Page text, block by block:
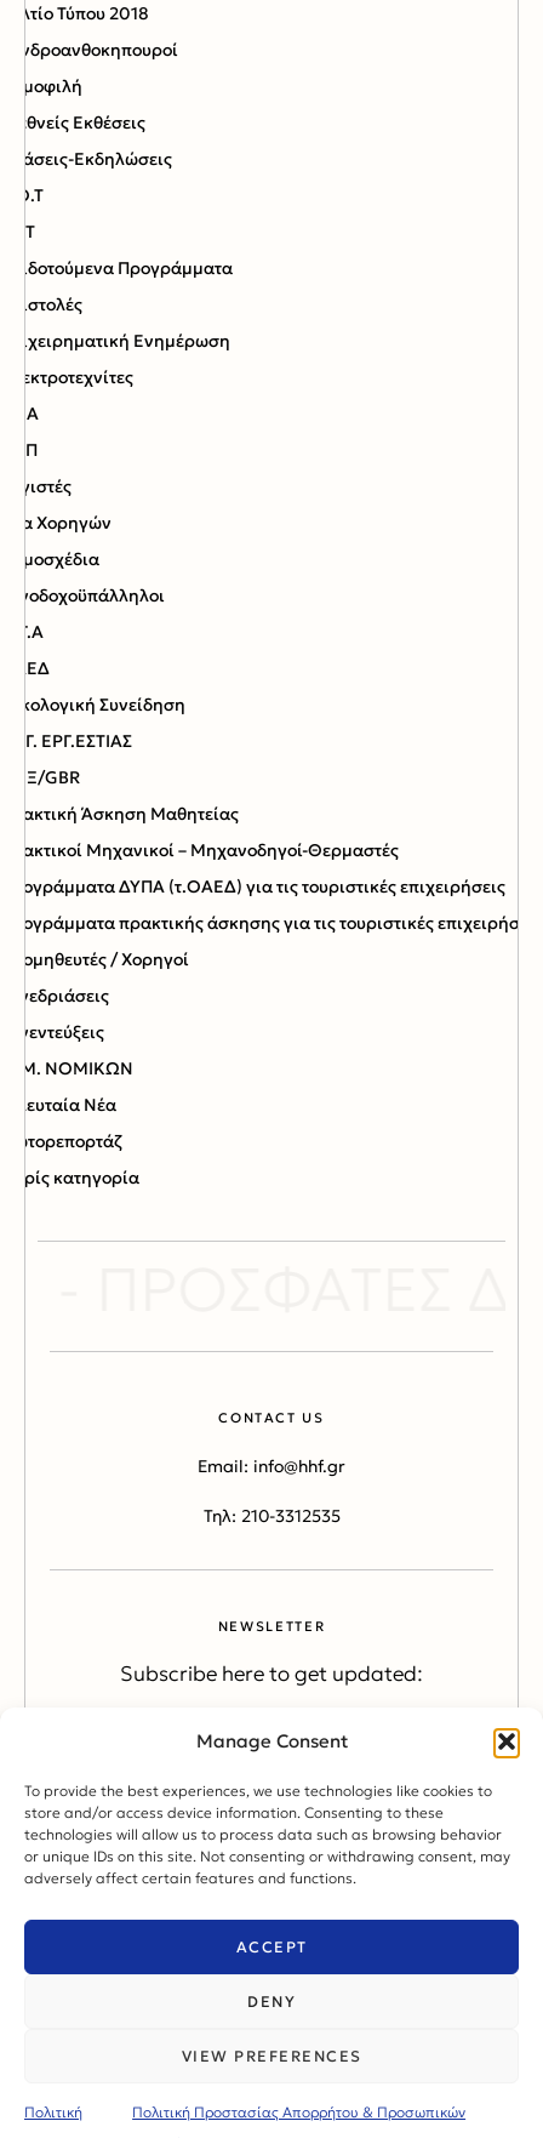
Manage Consent
To provide the best experiences, we use technologies like cookies to
store and/or access device information. Consenting to these
technologies will allow us to process data such as browsing behavior
or unique IDs on this site. Not consenting or withdrawing consent, may
adversely affect certain features and functions.
ACCEPT
DENY
VIEW PREFERENCES
Πολιτική
Πολιτική Προστασίας Απορρήτου & Προσωπικών
Δελτίο Τύπου 2018
Δενδροανθοκηπουροί
Δημοφιλή
Διεθνείς Εκθέσεις
Δράσεις-Εκδηλώσεις
Ε.Ο.Τ
ΕΟΤ
Επιδοτούμενα Προγράμματα
Επιστολές
Επιχειρηματική Ενημέρωση
Ηλεκτροτεχνίτες
Ι.Κ.Α
ΙΤΕΠ
Λογιστές
Νέα Χορηγών
Νομοσχέδια
Ξενοδοχοϋπάλληλοι
Ο.Γ.Α
ΟΑΕΔ
Οικολογική Συνείδηση
ΟΡΓ. ΕΡΓ.ΕΣΤΙΑΣ
ΠΟΞ/GBR
Πρακτική Άσκηση Μαθητείας
Πρακτικοί Μηχανικοί – Μηχανοδηγοί-Θερμαστές
Προγράμματα ΔΥΠΑ (τ.ΟΑΕΔ) για τις τουριστικές επιχειρήσεις
Προγράμματα πρακτικής άσκησης για τις τουριστικές επιχειρήσεις
Προμηθευτές / Χορηγοί
Συνεδριάσεις
Συνεντεύξεις
ΤΑΜ. ΝΟΜΙΚΩΝ
Τελευταία Νέα
Φωτορεπορτάζ
Χωρίς κατηγορία
CONTACT US
Email: info@hhf.gr
Τηλ: 210-3312535
NEWSLETTER
Subscribe here to get updated:
SUBSCRIBE
FacebookInstagram
Development byThree Sixty Marketing